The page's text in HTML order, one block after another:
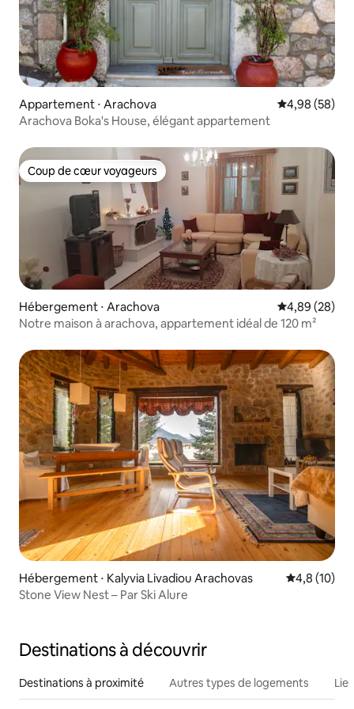
Appartement ⋅ Arachova Évaluation
4,98 (58)
Arachova Boka's House, élégant appartement
Coup de cœur voyageurs
Coup de cœur voyageurs
Hébergement ⋅ Arachova Évaluation
4,89 (28)
Notre maison à arachova, appartement idéal de 120 m²
Hébergement ⋅ Kalyvia Livadiou Arachovas Évaluation
4,8 (10)
Stone View Nest – Par Ski Alure
Destinations à découvrir
Destinations à proximité Autres types de logements